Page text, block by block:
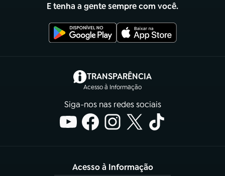
E tenha a gente sempre com você.
TRANSPARÊNCIA
Acesso à Informação
(abre em nova aba)
Siga-nos nas redes sociais
Acesso à Informação